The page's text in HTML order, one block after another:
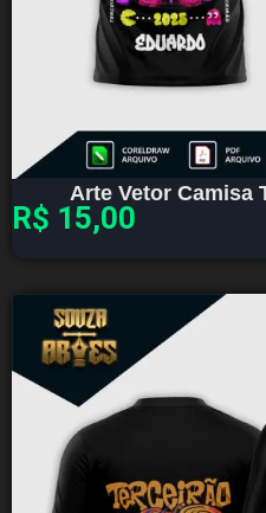
Arte Vetor Camisa
R$ 15,00